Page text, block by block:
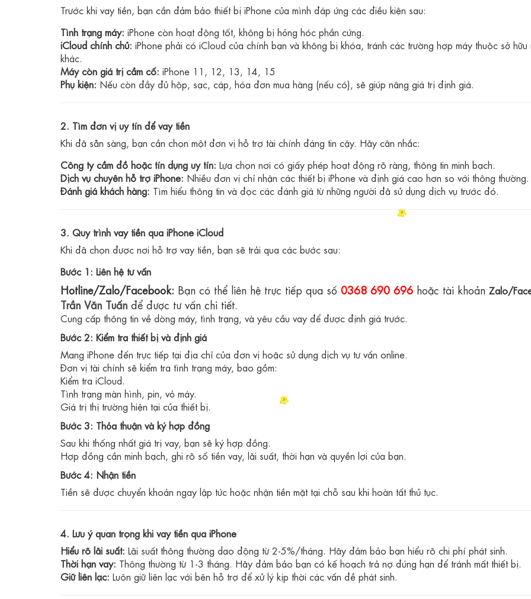
Trước khi vay tiền, bạn cần đảm bảo thiết bị iPhone của mình đáp ứng các điều kiện sau:
Tình trạng máy: iPhone còn hoạt động tốt, không bị hỏng hóc phần cứng.
iCloud chính chủ: iPhone phải có iCloud của chính bạn và không bị khóa, tránh các trường hợp máy thuộc sở hữu
khác.
Máy còn giá trị cầm cố: iPhone 11, 12, 13, 14, 15
Phụ kiện: Nếu còn đầy đủ hộp, sạc, cáp, hóa đơn mua hàng (nếu có), sẽ giúp nâng giá trị định giá.
2. Tìm đơn vị uy tín để vay tiền
Khi đã sẵn sàng, bạn cần chọn một đơn vị hỗ trợ tài chính đáng tin cậy. Hãy cân nhắc:
Công ty cầm đồ hoặc tín dụng uy tín: Lựa chọn nơi có giấy phép hoạt động rõ ràng, thông tin minh bạch.
Dịch vụ chuyên hỗ trợ iPhone: Nhiều đơn vị chỉ nhận các thiết bị iPhone và định giá cao hơn so với thông thường.
Đánh giá khách hàng: Tìm hiểu thông tin và đọc các đánh giá từ những người đã sử dụng dịch vụ trước đó.
3. Quy trình vay tiền qua iPhone iCloud
Khi đã chọn được nơi hỗ trợ vay tiền, bạn sẽ trải qua các bước sau:
Bước 1: Liên hệ tư vấn
Hotline/Zalo/Facebook: Bạn có thể liên hệ trực tiếp qua số 0368 690 696 hoặc tài khoản Zalo/
Trần Văn Tuấn để được tư vấn chi tiết.
Cung cấp thông tin về dòng máy, tình trạng, và yêu cầu vay để được định giá trước.
Bước 2: Kiểm tra thiết bị và định giá
Mang iPhone đến trực tiếp tại địa chỉ của đơn vị hoặc sử dụng dịch vụ tư vấn online.
Đơn vị tài chính sẽ kiểm tra tình trạng máy, bao gồm:
Kiểm tra iCloud.
Tình trạng màn hình, pin, vỏ máy.
Giá trị thị trường hiện tại của thiết bị.
Bước 3: Thỏa thuận và ký hợp đồng
Sau khi thống nhất giá trị vay, bạn sẽ ký hợp đồng.
Hợp đồng cần minh bạch, ghi rõ số tiền vay, lãi suất, thời hạn và quyền lợi của bạn.
Bước 4: Nhận tiền
Tiền sẽ được chuyển khoản ngay lập tức hoặc nhận tiền mặt tại chỗ sau khi hoàn tất thủ tục.
4. Lưu ý quan trọng khi vay tiền qua iPhone
Hiểu rõ lãi suất: Lãi suất thông thường dao động từ 2-5%/tháng. Hãy đảm bảo bạn hiểu rõ chi phí phát sinh.
Thời hạn vay: Thông thường từ 1-3 tháng. Hãy đảm bảo bạn có kế hoạch trả nợ đúng hạn để tránh mất thiết bị.
Giữ liên lạc: Luôn giữ liên lạc với bên hỗ trợ để xử lý kịp thời các vấn đề phát sinh.